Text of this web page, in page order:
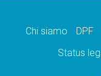
Chi siamo DPF
Status